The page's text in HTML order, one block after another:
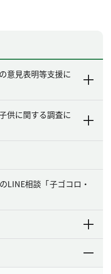
意見表明等支援に
供に関する調査に
LINE相談「子ゴコロ・